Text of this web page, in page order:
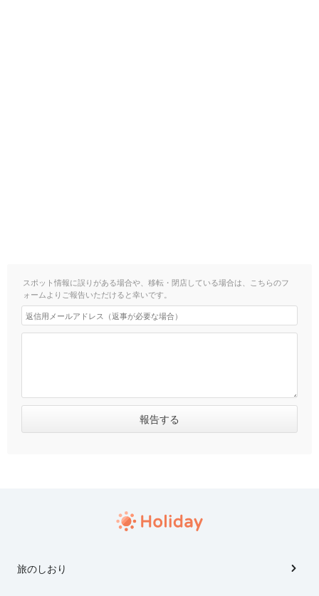
スポット情報に誤りがある場合や、移転・閉店している場合は、こちらのフ
ォームよりご報告いただけると幸いです。
旅のしおり